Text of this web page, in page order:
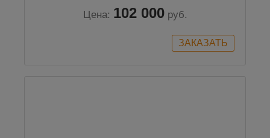
Цена: 102 000 руб.